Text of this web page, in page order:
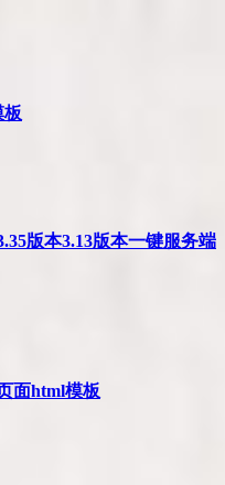
板
版本3.13版本一键服务端
面html模板